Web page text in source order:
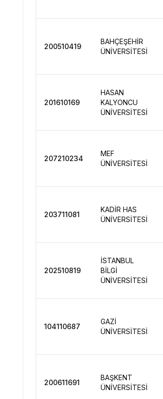
200510419
BAHÇEŞEHİR
ÜNİVERSİTESİ
201610169
HASAN
KALYONCU
ÜNİVERSİTESİ
207210234
MEF
ÜNİVERSİTESİ
203711081
KADİR HAS
ÜNİVERSİTESİ
202510819
İSTANBUL
BİLGİ
ÜNİVERSİTESİ
104110687
GAZİ
ÜNİVERSİTESİ
200611691
BAŞKENT
ÜNİVERSİTESİ